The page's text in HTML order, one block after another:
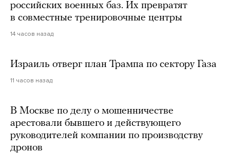
российских военных баз. Их превратят
в совместные тренировочные центры
14 часов назад
Израиль отверг план Трампа по сектору Газа
11 часов назад
В Москве по делу о мошенничестве
арестовали бывшего и действующего
руководителей компании по производству
дронов